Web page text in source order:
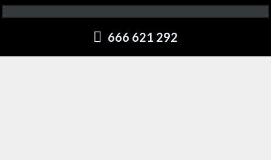
666 621 292